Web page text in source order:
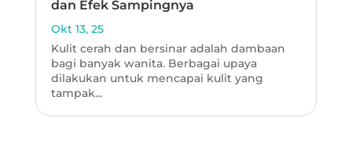
dan Efek Sampingnya
Okt 13, 25
Kulit cerah dan bersinar adalah dambaan
bagi banyak wanita. Berbagai upaya
dilakukan untuk mencapai kulit yang
tampak...